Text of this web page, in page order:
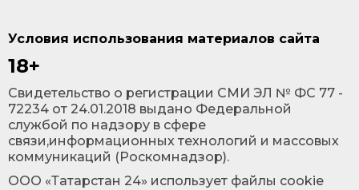
Условия использования материалов сайта
18+
Cвидетельство о регистрации СМИ ЭЛ № ФС 77 -
72234 от 24.01.2018 выдано Федеральной
службой по надзору в сфере
связи,информационных технологий и массовых
коммуникаций (Роскомнадзор).
ООО «Татарстан 24» использует файлы cookie